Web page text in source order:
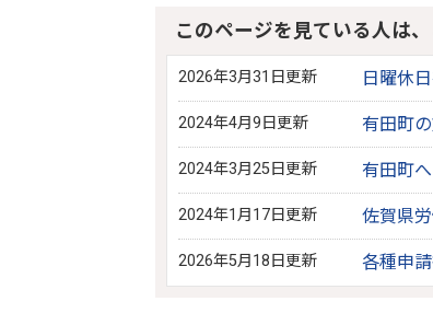
このページを見ている人は
2026年3月31日更新 日曜休
2024年4月9日更新 有田町
2024年3月25日更新 有田町
2024年1月17日更新 佐賀県
2026年5月18日更新 各種申